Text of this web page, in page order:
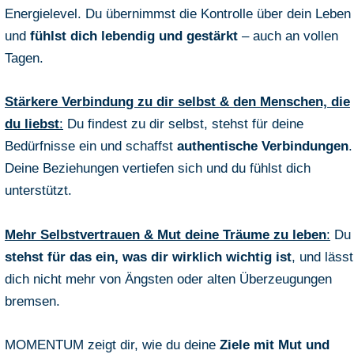
Energielevel. Du übernimmst die Kontrolle über dein Leben
und fühlst dich lebendig und gestärkt – auch an vollen
Tagen.
Stärkere Verbindung zu dir selbst & den Menschen, die
du liebst: Du findest zu dir selbst, stehst für deine
Bedürfnisse ein und schaffst authentische Verbindungen.
Deine Beziehungen vertiefen sich und du fühlst dich
unterstützt.
Mehr Selbstvertrauen & Mut deine Träume zu leben: Du
stehst für das ein, was dir wirklich wichtig ist, und lässt
dich nicht mehr von Ängsten oder alten Überzeugungen
bremsen.
MOMENTUM zeigt dir, wie du deine Ziele mit Mut und